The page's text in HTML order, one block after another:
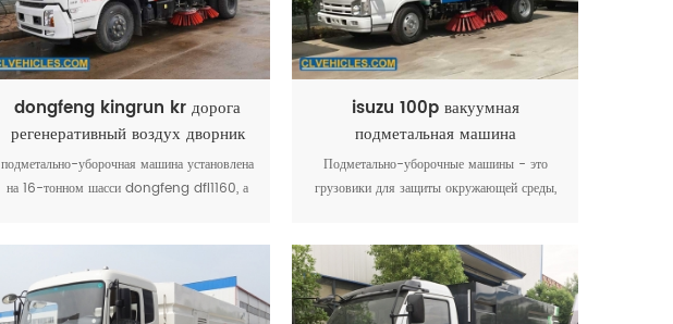
dongfeng kingrun kr дорога
регенеративный воздух дворник
подметально-уборочная машина установлена
​​на 16-тонном шасси dongfeng dfl1160, а
распылителем воды, всасыванием воздуха,
бункером и т. д., является идеальным
isuzu 100p вакуумная
подметальная машина
Подметально-уборочные машины - это
грузовики для защиты окружающей среды,
четырех щеточных дисков посередине и
всасывающего диска сзади, чтобы не было
летающей пыли и достаточного всасывания.